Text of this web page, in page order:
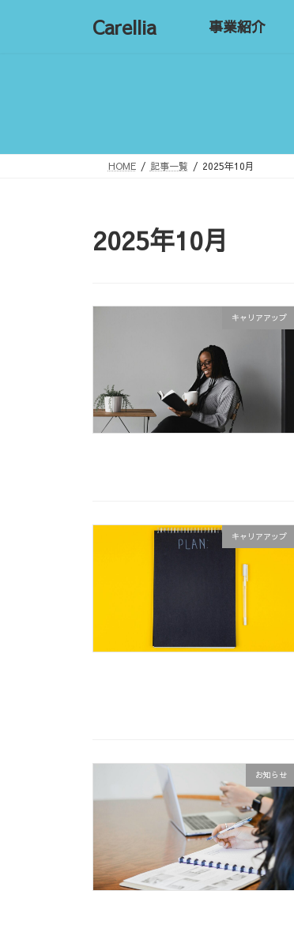
ッ
移
Carellia 事業紹介
HOME 記事一覧 2025年10月
2025年10月
キャリアアップ
キャリアアップ
お知らせ